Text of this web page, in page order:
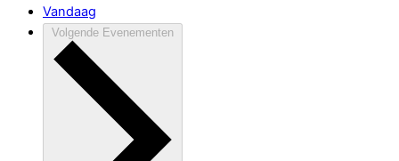
Vandaag
Volgende Evenementen